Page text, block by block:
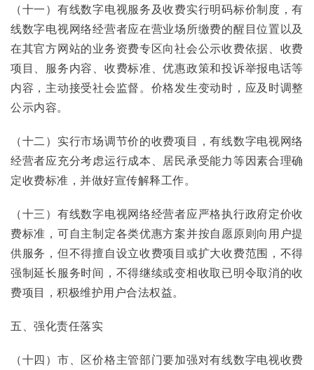
（十一）有线数字电视服务及收费实行明码标价制度，有
线数字电视网络经营者应在营业场所缴费的醒目位置以及
在其官方网站的业务资费专区向社会公示收费依据、收费
项目、服务内容、收费标准、优惠政策和投诉举报电话等
内容，主动接受社会监督。价格发生变动时，应及时调整
公示内容。
（十二）实行市场调节价的收费项目，有线数字电视网络
经营者应充分考虑运行成本、居民承受能力等因素合理确
定收费标准，并做好宣传解释工作。
（十三）有线数字电视网络经营者应严格执行政府定价收
费标准，可自主制定各类优惠方案并按自愿原则向用户提
供服务，但不得擅自设立收费项目或扩大收费范围，不得
强制延长服务时间，不得继续或变相收取已明令取消的收
费项目，积极维护用户合法权益。
五、强化责任落实
（十四）市、区价格主管部门要加强对有线数字电视收费